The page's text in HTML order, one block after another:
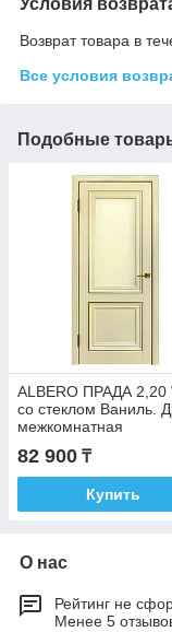
Возврат товара в
Все условия
Подобные
ALBERO ПРАДА 2,20
со стеклом Ваниль.
межкомнатная
82 900 ₸
Купить
О нас
Рейтинг не
Менее 5